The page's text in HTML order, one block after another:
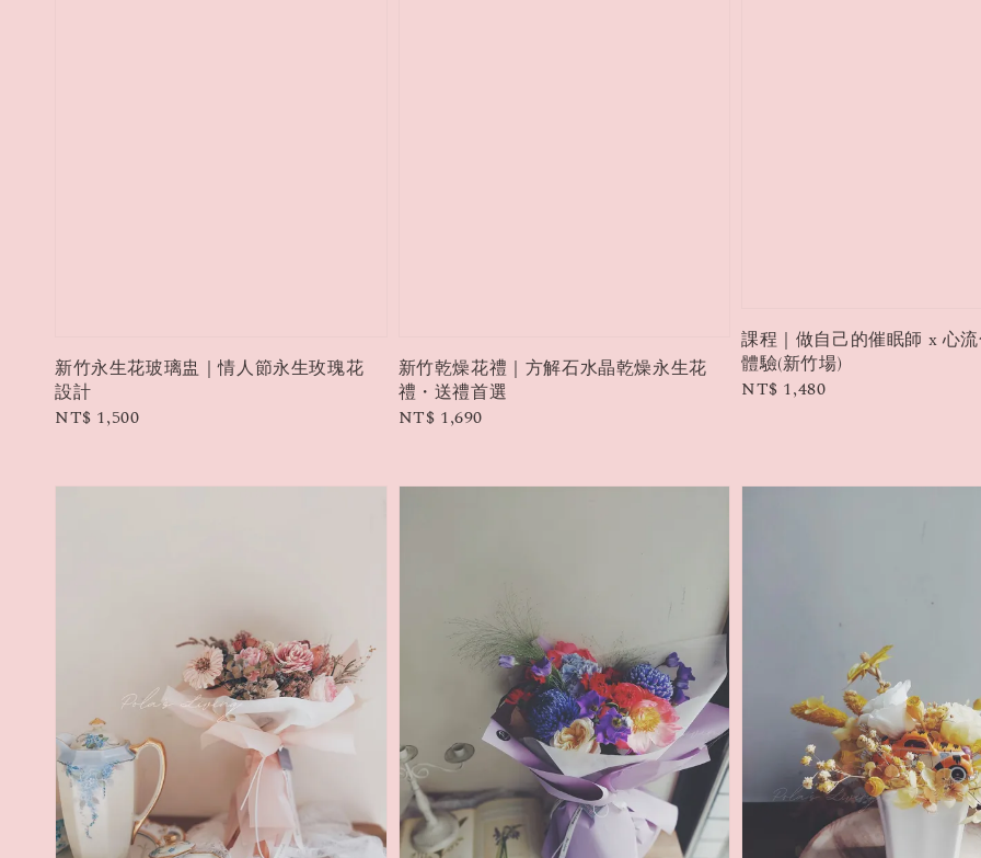
新竹永生花玻璃盅｜情人節永生玫瑰花
設計
Regular
NT$ 1,500
新竹乾燥花禮｜方解石水晶乾燥永生花
禮・送禮首選
Regular
NT$ 1,690
課程｜做自己的催眠師 x 心
體驗(新竹場)
Regular
NT$ 1,480